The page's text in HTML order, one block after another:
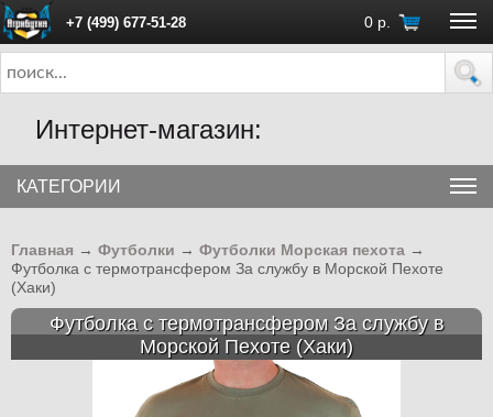
+7 (499) 677-51-28 0 р.
ПН - ПТ с 10:00 до 18:00 (Москва)
Интернет-магазин:
КАТЕГОРИИ
Главная → Футболки → Футболки Морская пехота →
Футболка с термотрансфером За службу в Морской Пехоте
(Хаки)
Футболка с термотрансфером За службу в
Морской Пехоте (Хаки)